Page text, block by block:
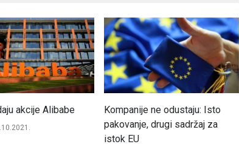
akcije Alibabe
Kompanije ne odustaju: Isto
pakovanje, drugi sadržaj za
istok EU